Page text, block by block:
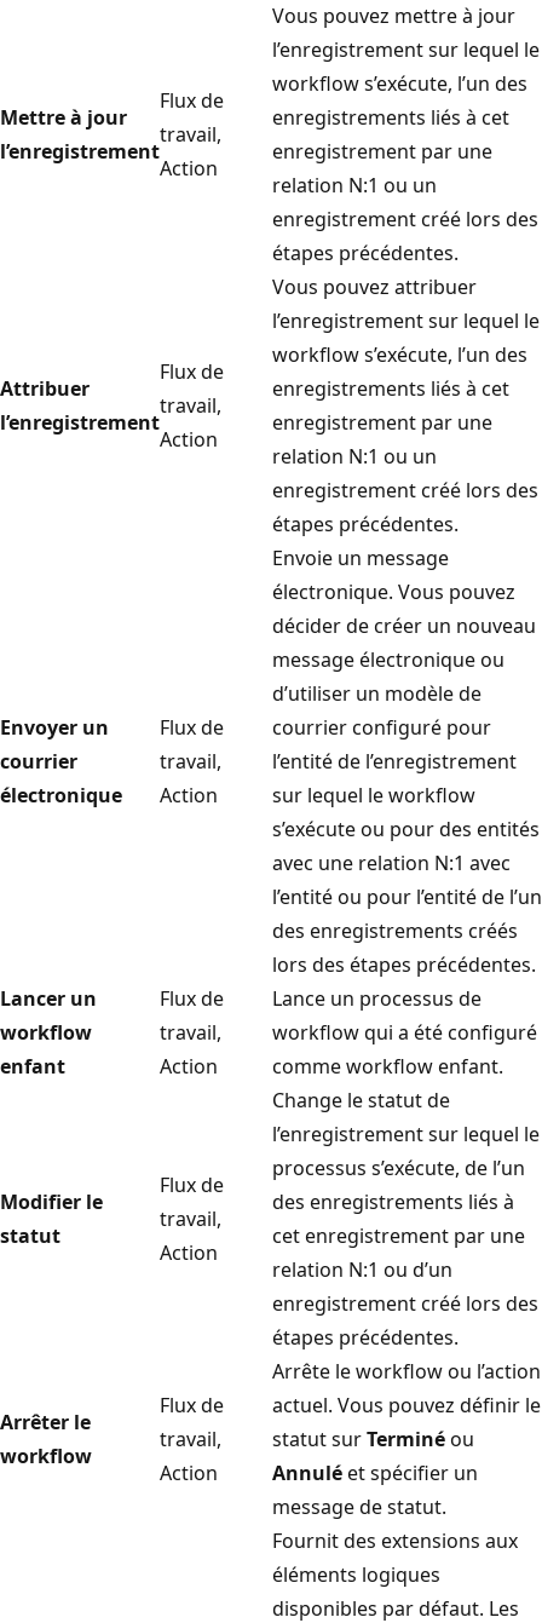
Mettre à jour
l’enregistrement
Flux de
travail,
Action
Vous pouvez mettre à jour
l’enregistrement sur lequel le
workflow s’exécute, l’un des
enregistrements liés à cet
enregistrement par une
relation N:1 ou un
enregistrement créé lors des
étapes précédentes.
Attribuer
l’enregistrement
Flux de
travail,
Action
Vous pouvez attribuer
l’enregistrement sur lequel le
workflow s’exécute, l’un des
enregistrements liés à cet
enregistrement par une
relation N:1 ou un
enregistrement créé lors des
étapes précédentes.
Envoyer un
courrier
électronique
Flux de
travail,
Action
Envoie un message
électronique. Vous pouvez
décider de créer un nouveau
message électronique ou
d’utiliser un modèle de
courrier configuré pour
l’entité de l’enregistrement
sur lequel le workflow
s’exécute ou pour des entités
avec une relation N:1 avec
l’entité ou pour l’entité de l’un
des enregistrements créés
lors des étapes précédentes.
Lancer un
workflow
enfant
Flux de
travail,
Action
Lance un processus de
workflow qui a été configuré
comme workflow enfant.
Modifier le
statut
Flux de
travail,
Action
Change le statut de
l’enregistrement sur lequel le
processus s’exécute, de l’un
des enregistrements liés à
cet enregistrement par une
relation N:1 ou d’un
enregistrement créé lors des
étapes précédentes.
Arrêter le
workflow
Flux de
travail,
Action
Arrête le workflow ou l’action
actuel. Vous pouvez définir le
statut surTerminéou
Annuléet spécifier un
message de statut.
Fournit des extensions aux
éléments logiques
disponibles par défaut. Les